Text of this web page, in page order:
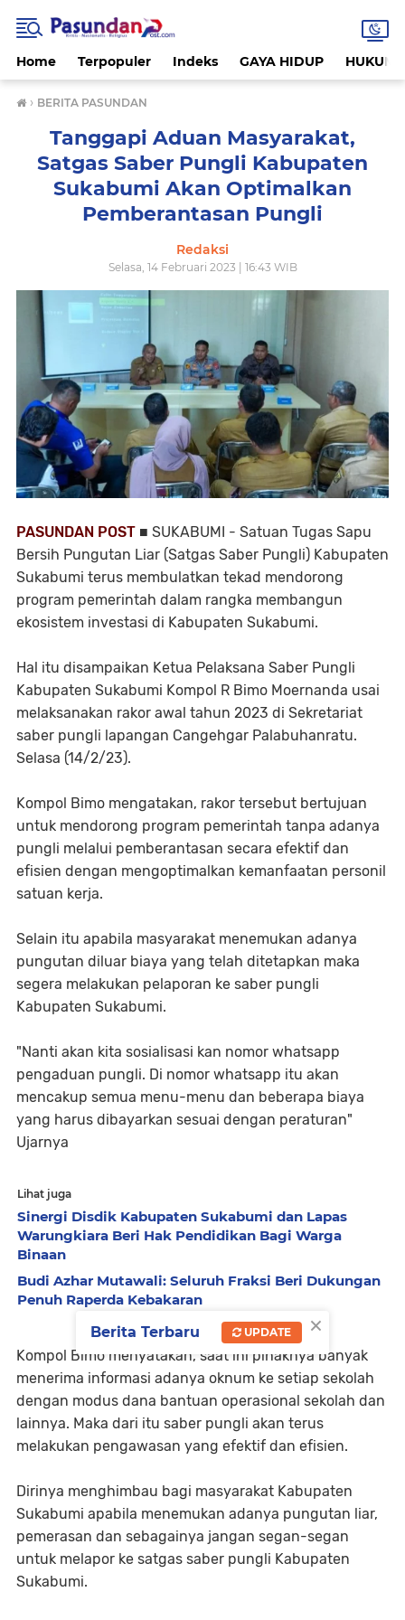
Home Terpopuler Indeks GAYA HIDUP HUKUM
› BERITA PASUNDAN
Tanggapi Aduan Masyarakat,
Satgas Saber Pungli Kabupaten
Sukabumi Akan Optimalkan
Pemberantasan Pungli
Redaksi
Selasa, 14 Februari 2023 | 16:43 WIB
PASUNDAN POST ■ SUKABUMI - Satuan Tugas Sapu
Bersih Pungutan Liar (Satgas Saber Pungli) Kabupaten
Sukabumi terus membulatkan tekad mendorong
program pemerintah dalam rangka membangun
ekosistem investasi di Kabupaten Sukabumi.
Hal itu disampaikan Ketua Pelaksana Saber Pungli
Kabupaten Sukabumi Kompol R Bimo Moernanda usai
melaksanakan rakor awal tahun 2023 di Sekretariat
saber pungli lapangan Cangehgar Palabuhanratu.
Selasa (14/2/23).
Kompol Bimo mengatakan, rakor tersebut bertujuan
untuk mendorong program pemerintah tanpa adanya
pungli melalui pemberantasan secara efektif dan
efisien dengan mengoptimalkan kemanfaatan personil
satuan kerja.
Selain itu apabila masyarakat menemukan adanya
pungutan diluar biaya yang telah ditetapkan maka
segera melakukan pelaporan ke saber pungli
Kabupaten Sukabumi.
"Nanti akan kita sosialisasi kan nomor whatsapp
pengaduan pungli. Di nomor whatsapp itu akan
mencakup semua menu-menu dan beberapa biaya
yang harus dibayarkan sesuai dengan peraturan"
Ujarnya
Lihat juga
Sinergi Disdik Kabupaten Sukabumi dan Lapas
Warungkiara Beri Hak Pendidikan Bagi Warga
Binaan
Budi Azhar Mutawali: Seluruh Fraksi Beri Dukungan
Penuh Raperda Kebakaran
Kompol Bimo menyatakan, saat ini pihaknya banyak
menerima informasi adanya oknum ke setiap sekolah
dengan modus dana bantuan operasional sekolah dan
lainnya. Maka dari itu saber pungli akan terus
melakukan pengawasan yang efektif dan efisien.
Dirinya menghimbau bagi masyarakat Kabupaten
Sukabumi apabila menemukan adanya pungutan liar,
pemerasan dan sebagainya jangan segan-segan
untuk melapor ke satgas saber pungli Kabupaten
Sukabumi.
×
Berita Terbaru UPDATE